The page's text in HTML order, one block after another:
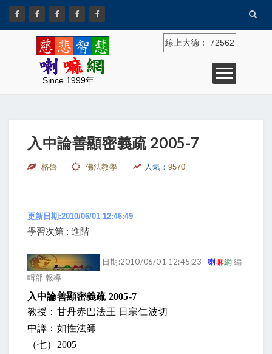
Since 1999年
線上大德： 72562
入中論善顯密義疏 2005-7
格魯 佛法教學 人氣： 9570
更新日期:2010/06/01 12:46:49
學習次第 : 進階
日期:2010/06/01 12:45:23喇嘛網編
輯部 報導
入中論善顯密義疏2005-7
教授：甘丹赤巴法王 日宗仁波切
中譯：如性法師
（七） 2005